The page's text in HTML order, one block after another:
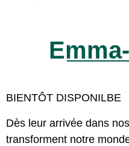
BIENTÔT DISPONILBE
Dès leur arrivée dans
transforment notre